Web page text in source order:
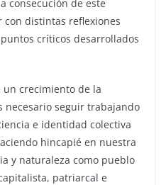
consecución de este
distintas reflexiones
críticos desarrollados
un crecimiento de la
necesario seguir trabajando
e identidad colectiva
hincapié en nuestra
y naturaleza como pueblo
patriarcal e